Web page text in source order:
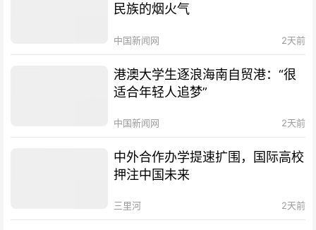
民族的烟火气
中国新闻网 2天前
港澳大学生逐浪海南自贸港：“很
适合年轻人追梦”
中国新闻网 2天前
中外合作办学提速扩围，国际高校
押注中国未来
三里河 2天前